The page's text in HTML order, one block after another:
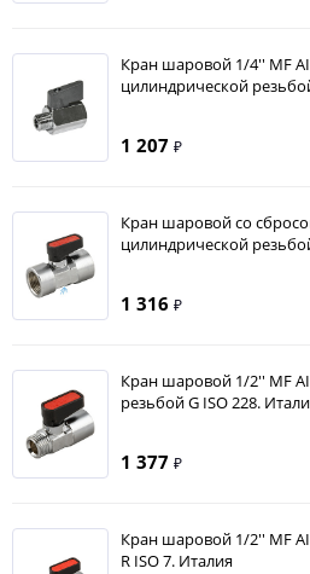
Кран шаровой 1/4'' MF
цилиндрической
1 207 ₽
Кран шаровой со
цилиндрической
1 316 ₽
Кран шаровой 1/2'' MF
резьбой G ISO 228.
1 377 ₽
Кран шаровой 1/2'' MF
R ISO 7. Италия